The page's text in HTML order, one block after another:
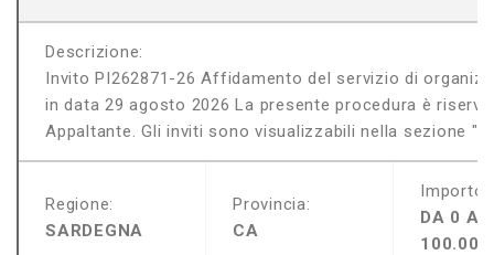
Descrizione:
Invito PI262871-26 Affidamento del servizio di
in data 29 agosto 2026 La presente procedura è
Appaltante. Gli inviti sono visualizzabili nella sezione
Regione:
SARDEGNA
Provincia:
CA
Importo:
DA 0 A
100.000